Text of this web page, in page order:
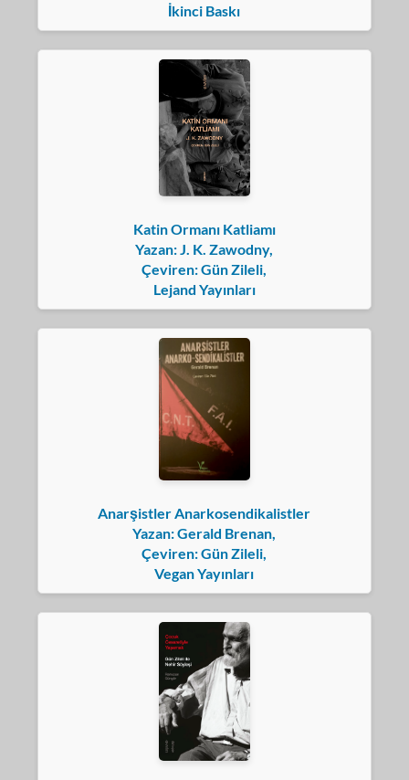
İkinci Baskı
Katin Ormanı Katliamı
Yazan: J. K. Zawodny,
Çeviren: Gün Zileli,
Lejand Yayınları
Anarşistler Anarkosendikalistler
Yazan: Gerald Brenan,
Çeviren: Gün Zileli,
Vegan Yayınları